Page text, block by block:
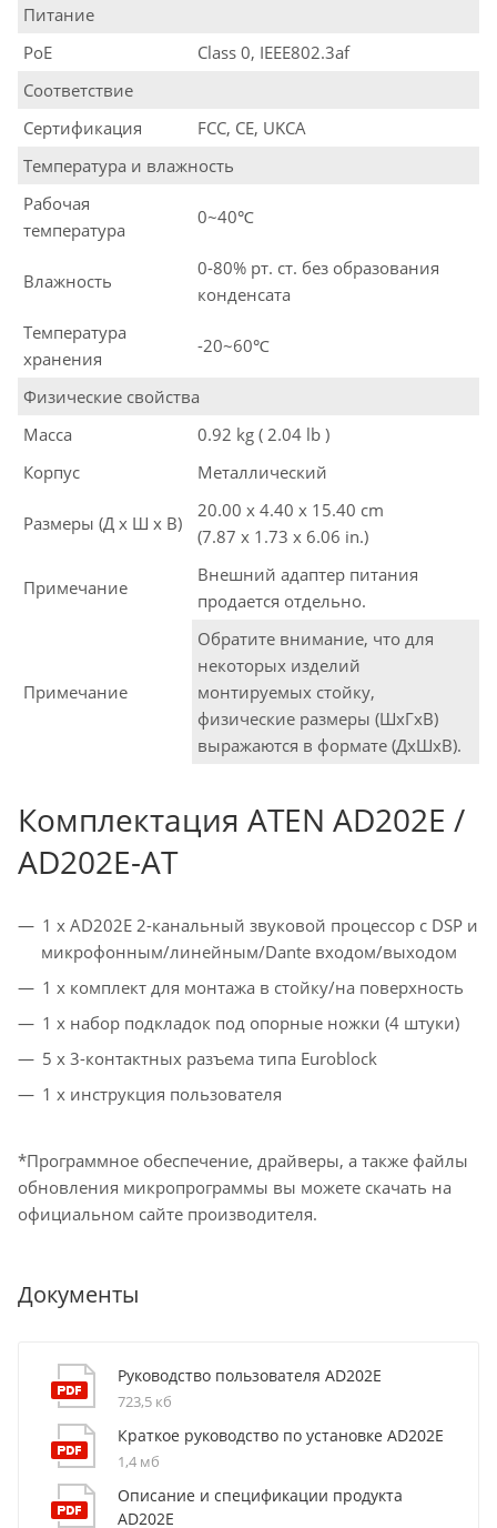
Питание
PoE
Class 0, IEEE802.3af
Соответствие
Сертификация
FCC, CE, UKCA
Температура и влажность
Рабочая
температура
0~40℃
Влажность
0-80% рт. ст. без образования
конденсата
Температура
хранения
-20~60℃
Физические свойства
Масса
0.92 kg ( 2.04 lb )
Корпус
Металлический
Размеры (Д х Ш х В)
20.00 x 4.40 x 15.40 cm
(7.87 x 1.73 x 6.06 in.)
Примечание
Внешний адаптер питания
продается отдельно.
Примечание
Обратите внимание, что для
некоторых изделий
монтируемых стойку,
физические размеры (ШxГxВ)
выражаются в формате (ДxШxВ).
Комплектация ATEN AD202E /
AD202E-AT
1 x AD202E 2-канальный звуковой процессор с DSP и
микрофонным/линейным/Dante входом/выходом
1 x комплект для монтажа в стойку/на поверхность
1 x набор подкладок под опорные ножки (4 штуки)
5 x 3-контактных разъема типа Euroblock
1 x инструкция пользователя
*Программное обеспечение, драйверы, а также файлы
обновления микропрограммы вы можете скачать на
официальном сайте производителя.
Документы
Руководство пользователя AD202E
723,5 кб
Краткое руководство по установке AD202E
1,4 мб
Описание и спецификации продукта
AD202E